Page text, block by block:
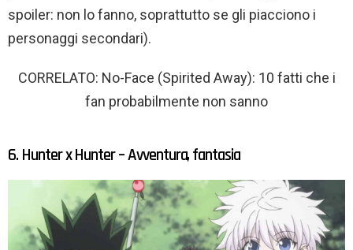
spoiler: non lo fanno, soprattutto se gli piacciono i
personaggi secondari).
CORRELATO: No-Face (Spirited Away): 10 fatti che i
fan probabilmente non sanno
6. Hunter x Hunter – Avventura, fantasia